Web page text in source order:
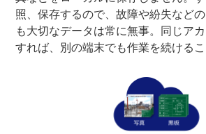
照、保存するので、故障や紛失など
も大切なデータは常に無事。同じア
すれば、別の端末でも作業を続けるこ